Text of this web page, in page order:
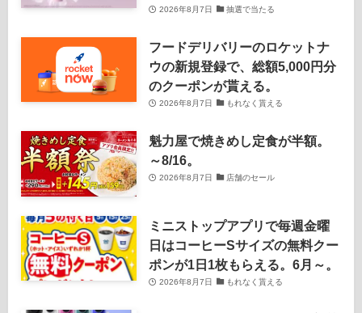
2026年8月7日 抽選で当たる
フードデリバリーのロケットナ
ウの新規登録で、総額5,000円分
のクーポンが貰える。
2026年8月7日 もれなく貰える
魁力屋で焼きめし定食が半額。
～8/16。
2026年8月7日 店舗のセール
ミニストップアプリで毎週金曜
日はコーヒーSサイズの無料クー
ポンが1日1枚もらえる。6月～。
2026年8月7日 もれなく貰える